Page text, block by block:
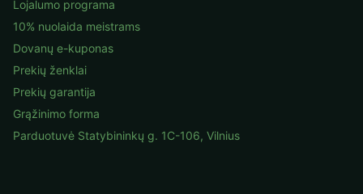
Lojalumo programa
10% nuolaida meistrams
Dovanų e-kuponas
Prekių ženklai
Prekių garantija
Grąžinimo forma
Parduotuvė Statybininkų g. 1C-106, Vilnius